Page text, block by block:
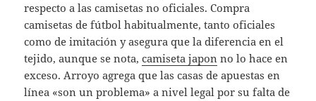
respecto a las camisetas no oficiales. Compra
camisetas de fútbol habitualmente, tanto oficiales
como de imitación y asegura que la diferencia en el
tejido, aunque se nota,camiseta japon no lo hace en
exceso. Arroyo agrega que las casas de apuestas en
línea «son un problema» a nivel legal por su falta de